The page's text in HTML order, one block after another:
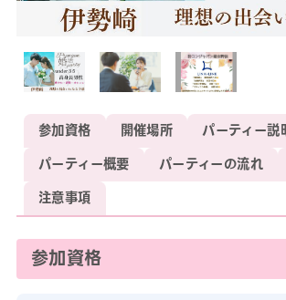
参加資格 開催場所
パーティー説
パーティー概要
パーティーの流れ
注意事項
参加資格